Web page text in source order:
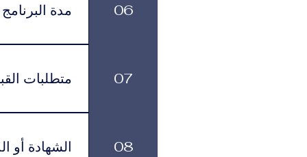
06 مدة البرنامج
لكل برنامج مدة
07 متطلبات
يجب على
نموذج التقديم الإلكترونيقد يُطلب تقديم مستندات إضافية حسب البرنامج والمؤسسة التعليمية المسؤولة عن تقديمه.
08 الشهادة أو